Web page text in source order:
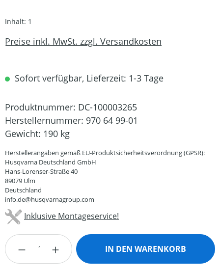
Inhalt: 1
Preise inkl. MwSt. zzgl. Versandkosten
Sofort verfügbar, Lieferzeit: 1-3 Tage
Produktnummer: DC-100003265
Herstellernummer: 970 64 99-01
Gewicht: 190 kg
Herstellerangaben gemäß EU-Produktsicherheitsverordnung (GPSR):
Husqvarna Deutschland GmbH
Hans-Lorenser-Straße 40
89079 Ulm
Deutschland
info.de@husqvarnagroup.com
Inklusive Montageservice!
Produkt Anzahl: Gib den gewünschten
IN DEN WARENKORB